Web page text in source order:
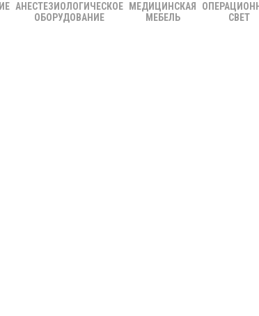
АНЕСТЕЗИОЛОГИЧЕСКОЕ
ОБОРУДОВАНИЕ
МЕДИЦИНСКАЯ
МЕБЕЛЬ
СВЕТ